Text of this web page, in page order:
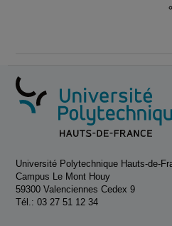
Université Polytechnique Hauts-de-
Campus Le Mont Houy
59300 Valenciennes Cedex 9
Tél.: 03 27 51 12 34